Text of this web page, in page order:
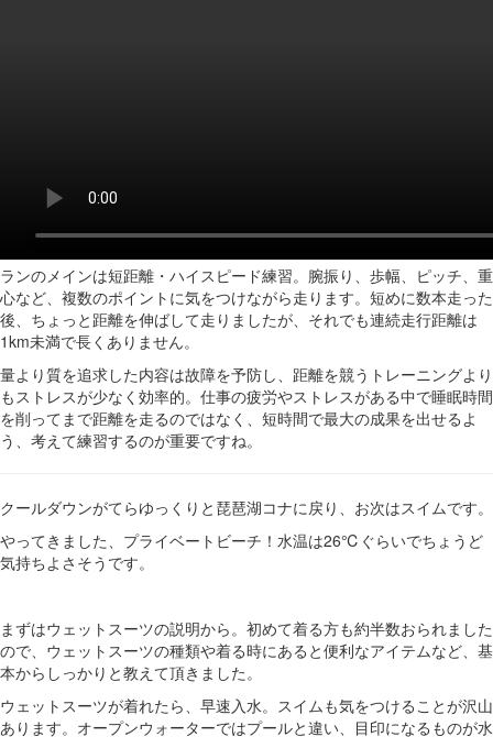
ランのメインは短距離・ハイスピード練習。腕振り、歩幅、ピッチ、重
心など、複数のポイントに気をつけながら走ります。短めに数本走った
後、ちょっと距離を伸ばして走りましたが、それでも連続走行距離は
1km未満で長くありません。
量より質を追求した内容は故障を予防し、距離を競うトレーニングより
もストレスが少なく効率的。仕事の疲労やストレスがある中で睡眠時間
を削ってまで距離を走るのではなく、短時間で最大の成果を出せるよ
う、考えて練習するのが重要ですね。
クールダウンがてらゆっくりと琵琶湖コナに戻り、お次はスイムです。
やってきました、プライベートビーチ！水温は26℃ぐらいでちょうど
気持ちよさそうです。
まずはウェットスーツの説明から。初めて着る方も約半数おられました
ので、ウェットスーツの種類や着る時にあると便利なアイテムなど、基
本からしっかりと教えて頂きました。
ウェットスーツが着れたら、早速入水。スイムも気をつけることが沢山
あります。オープンウォーターではプールと違い、目印になるものが水